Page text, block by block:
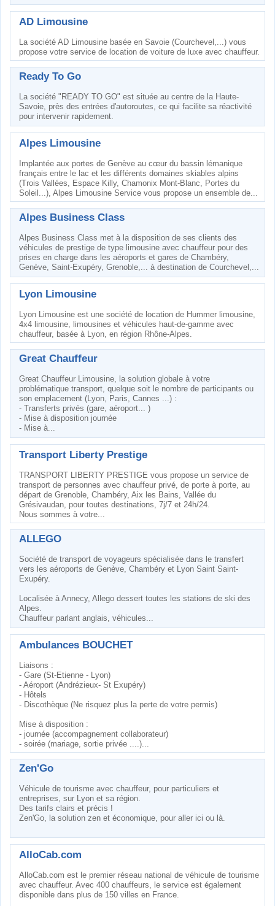
AD Limousine
La société AD Limousine basée en Savoie (Courchevel,...) vous
propose votre service de location de voiture de luxe avec chauffeur.
Ready To Go
La société "READY TO GO" est située au centre de la Haute-
Savoie, près des entrées d'autoroutes, ce qui facilite sa réactivité
pour intervenir rapidement.
Alpes Limousine
Implantée aux portes de Genève au cœur du bassin lémanique
français entre le lac et les différents domaines skiables alpins
(Trois Vallées, Espace Killy, Chamonix Mont-Blanc, Portes du
Soleil...), Alpes Limousine Service vous propose un ensemble de...
Alpes Business Class
Alpes Business Class met à la disposition de ses clients des
véhicules de prestige de type limousine avec chauffeur pour des
prises en charge dans les aéroports et gares de Chambéry,
Genève, Saint-Exupéry, Grenoble,... à destination de Courchevel,...
Lyon Limousine
Lyon Limousine est une société de location de Hummer limousine,
4x4 limousine, limousines et véhicules haut-de-gamme avec
chauffeur, basée à Lyon, en région Rhône-Alpes.
Great Chauffeur
Great Chauffeur Limousine, la solution globale à votre
problématique transport, quelque soit le nombre de participants ou
son emplacement (Lyon, Paris, Cannes ...) :
- Transferts privés (gare, aéroport... )
- Mise à disposition journée
- Mise à...
Transport Liberty Prestige
TRANSPORT LIBERTY PRESTIGE vous propose un service de
transport de personnes avec chauffeur privé, de porte à porte, au
départ de Grenoble, Chambéry, Aix les Bains, Vallée du
Grésivaudan, pour toutes destinations, 7j/7 et 24h/24.
Nous sommes à votre...
ALLEGO
Société de transport de voyageurs spécialisée dans le transfert
vers les aéroports de Genève, Chambéry et Lyon Saint Saint-
Exupéry.
Localisée à Annecy, Allego dessert toutes les stations de ski des
Alpes.
Chauffeur parlant anglais, véhicules...
Ambulances BOUCHET
Liaisons :
- Gare (St-Etienne - Lyon)
- Aéroport (Andrézieux- St Exupéry)
- Hôtels
- Discothèque (Ne risquez plus la perte de votre permis)
Mise à disposition :
- journée (accompagnement collaborateur)
- soirée (mariage, sortie privée ....)...
Zen'Go
Véhicule de tourisme avec chauffeur, pour particuliers et
entreprises, sur Lyon et sa région.
Des tarifs clairs et précis !
Zen'Go, la solution zen et économique, pour aller ici ou là.
AlloCab.com
AlloCab.com est le premier réseau national de véhicule de tourisme
avec chauffeur. Avec 400 chauffeurs, le service est également
disponible dans plus de 150 villes en France.